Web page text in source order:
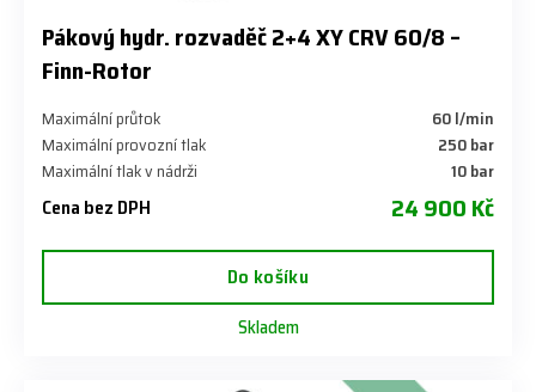
​Pákový hydr. rozvaděč 2+4 XY CRV 60/8 –
Finn-Rotor
Maximální průtok
60 l/min
Maximální provozní tlak
250 bar
Maximální tlak v nádrži
10 bar
Cena bez DPH 24 900 Kč
Do košíku
Skladem